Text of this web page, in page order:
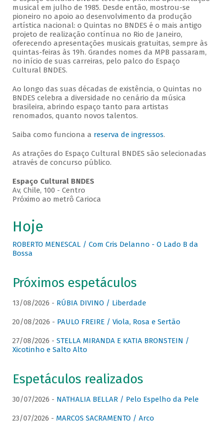
musical em julho de 1985. Desde então, mostrou-se
pioneiro no apoio ao desenvolvimento da produção
artística nacional: o Quintas no BNDES é o mais antigo
projeto de realização contínua no Rio de Janeiro,
oferecendo apresentações musicais gratuitas, sempre às
quintas-feiras às 19h. Grandes nomes da MPB passaram,
no início de suas carreiras, pelo palco do Espaço
Cultural BNDES.
Ao longo das suas décadas de existência, o Quintas no
BNDES celebra a diversidade no cenário da música
brasileira, abrindo espaço tanto para artistas
renomados, quanto novos talentos.
Saiba como funciona a reserva de ingressos.
As atrações do Espaço Cultural BNDES são selecionadas
através de concurso público.
Espaço Cultural BNDES
Av, Chile, 100 - Centro
Próximo ao metrô Carioca
Hoje
ROBERTO MENESCAL / Com Cris Delanno - O Lado B da
Bossa
Próximos espetáculos
13/08/2026 - RÚBIA DIVINO / Liberdade
20/08/2026 - PAULO FREIRE / Viola, Rosa e Sertão
27/08/2026 - STELLA MIRANDA E KATIA BRONSTEIN /
Xicotinho e Salto Alto
Espetáculos realizados
30/07/2026 - NATHALIA BELLAR / Pelo Espelho da Pele
23/07/2026 - MARCOS SACRAMENTO / Arco